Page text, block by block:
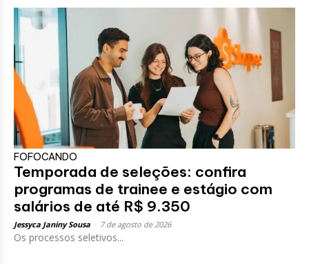
FOFOCANDO
Temporada de seleções: confira
programas de trainee e estágio com
salários de até R$ 9.350
Jessyca Janiny Sousa 7 de agosto de 2026
Os processos seletivos...